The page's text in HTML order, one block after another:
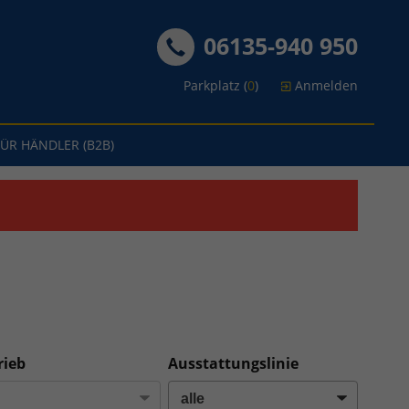
06135-940 950
Parkplatz (0) Anmelden
HÄNDLER (B2B)
Ausstattungslinie